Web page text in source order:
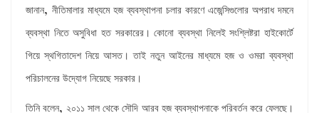
জানান, নীতিমালার মাধ্যমে হজ ব্যবস্থাপনা চলার কারণে এজেন্সিগুলোর অপরাধ দমনে
ব্যবস্থা নিতে অসুবিধা হত সরকারের। কোনো ব্যবস্থা নিলেই সংশ্লিষ্টরা হাইকোর্টে
গিয়ে স্থগিতাদেশ নিয়ে আসত। তাই নতুন আইনের মাধ্যমে হজ ও ওমরা ব্যবস্থা
পরিচালনের উদ্যোগ নিয়েছে সরকার।
তিনি বলেন,২০১১ সাল থেকে সৌদি আরব হজ ব্যবস্থাপনাকে পরিবর্তন করে ফেলছে।